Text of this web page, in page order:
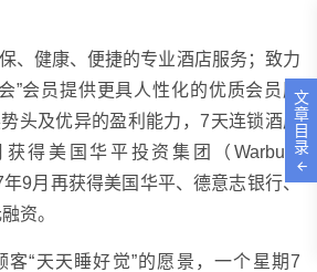
、健康、便捷的专业酒店服务；致力
”会员提供更具人性化的优质会员服
头及优异的盈利能力，7天连锁酒店
得美国华平投资集团（Warburg
9月再获得美国华平、德意志银行、
资。
客“天天睡好觉”的愿景，一个星期7
文
章
目
录